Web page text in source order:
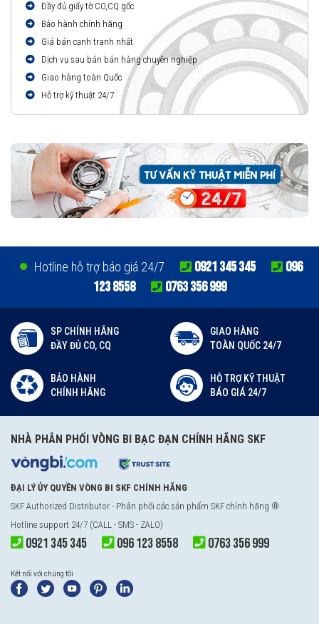
Đầy đủ giấy tờ CO,CQ gốc
Bảo hành chính hãng
Giá bán cạnh tranh nhất
Dịch vụ sau bán bán hàng chuyên nghiệp
Giao hàng toàn Quốc
Hỗ trợ kỹ thuật 24/7
Hotline hỗ trợ báo giá 24/7 0921 345 345
096
123 8558
0763 356 999
SP CHÍNH HÃNG
ĐẦY ĐỦ CO, CQ
GIAO HÀNG
TOÀN QUỐC 24/7
BẢO HÀNH
CHÍNH HÃNG
HỖ TRỢ KỸ THUẬT
BÁO GIÁ 24/7
NHÀ PHÂN PHỐI VÒNG BI BẠC ĐẠN CHÍNH HÃNG SKF
ĐẠI LÝ ỦY QUYỀN VÒNG BI SKF CHÍNH HÃNG
SKF Authorized Distributor - Phân phối các sản phẩm SKF chính hãng ®
Hotline support 24/7 (CALL - SMS - ZALO)
0921 345 345 096 123 8558 0763 356 999
Kết nối với chúng tôi